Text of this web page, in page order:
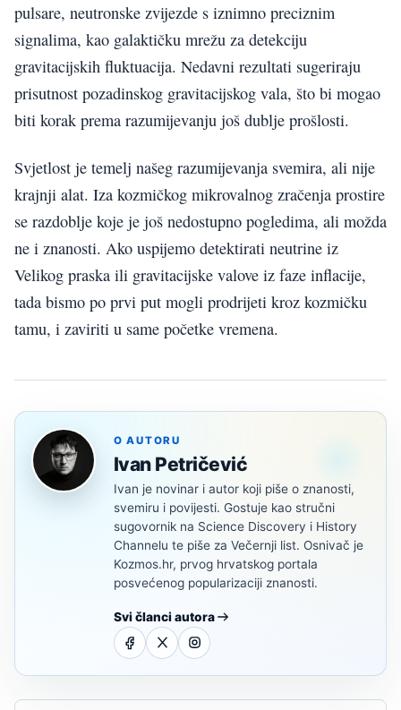
pulsare, neutronske zvijezde s iznimno preciznim
signalima, kao galaktičku mrežu za detekciju
gravitacijskih fluktuacija. Nedavni rezultati sugeriraju
prisutnost pozadinskog gravitacijskog vala, što bi mogao
biti korak prema razumijevanju još dublje prošlosti.
Svjetlost je temelj našeg razumijevanja svemira, ali nije
krajnji alat. Iza kozmičkog mikrovalnog zračenja prostire
se razdoblje koje je još nedostupno pogledima, ali možda
ne i znanosti. Ako uspijemo detektirati neutrine iz
Velikog praska ili gravitacijske valove iz faze inflacije,
tada bismo po prvi put mogli prodrijeti kroz kozmičku
tamu, i zaviriti u same početke vremena.
O AUTORU
Ivan Petričević
Ivan je novinar i autor koji piše o znanosti,
svemiru i povijesti. Gostuje kao stručni
sugovornik na Science Discovery i History
Channelu te piše za Večernji list. Osnivač je
Kozmos.hr, prvog hrvatskog portala
posvećenog popularizaciji znanosti.
Svi članci autora